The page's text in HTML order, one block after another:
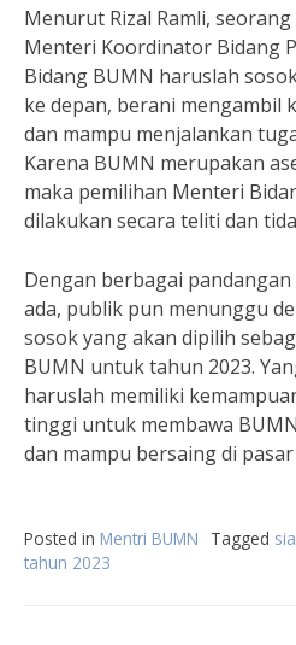
Menurut Rizal Ramli,
Menteri Koordinator Bidang
Bidang BUMN haruslah
ke depan, berani mengambil
dan mampu menjalankan
Karena BUMN merupakan
maka pemilihan Menteri
dilakukan secara teliti dan
Dengan berbagai
ada, publik pun menunggu
sosok yang akan dipilih
BUMN untuk tahun 2023.
haruslah memiliki
tinggi untuk membawa
dan mampu bersaing di
Posted in Mentri BUMN Tagged
tahun 2023